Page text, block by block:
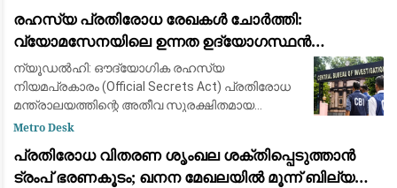
കഴിഞ്ഞതെന്ന് പ്രതിപക്ഷന
രഹസ്യ പ്രതിരോധ രേഖകൾ ചോർത്തി:
വ്യോമസേനയിലെ ഉന്നത ഉദ്യോഗസ്ഥൻ
അറസ്റ്റിൽ
ന്യൂഡൽഹി: ഔദ്യോഗിക രഹസ്യ
നിയമപ്രകാരം (Official Secrets Act) പ്രതിരോധ
മന്ത്രാലയത്തിന്റെ അതീവ സുരക്ഷിതമായ
രേഖകൾ ചോർത്തിയ സംഭവത്തിൽ ഇന്ത്യൻ
അറസ്റ്റിലായി. രാജ്യസുരക
Metro Desk
പ്രതിരോധ വിതരണ ശൃംഖല ശക്തിപ്പെടുത്താൻ
ട്രംപ് ഭരണകൂടം; ഖനന മേഖലയിൽ മൂന്ന് ബില്യൺ